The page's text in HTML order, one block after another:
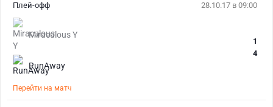
28.10.17 в 09:00
Miraculous Y
RunAway
1
4
Перейти на матч
Плей-офф